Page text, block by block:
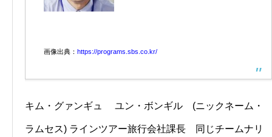
画像出典： https://programs.sbs.co.kr/
キム・グァンギュ ユン・ボンギル (ニックネーム・
ラムセス) ラインツアー旅行会社課長 同じチームナリ